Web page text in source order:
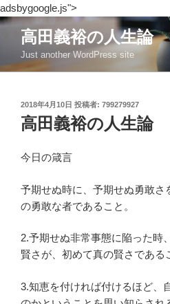
adsbygoogle.js">
コ
ン
高田義裕の人生論
Just another WordPress site
投
稿
日:
2018年4月10日 投稿者: 799279927
高田義裕の人生論
今日の箴言
予期せぬ時に、予期せぬ勇敢さ
の勇敢な者であること。
2.予期せぬ非常事態に陥った時
賢さが、初めて真の賢さである
3.知恵を付ければ付けるほど、